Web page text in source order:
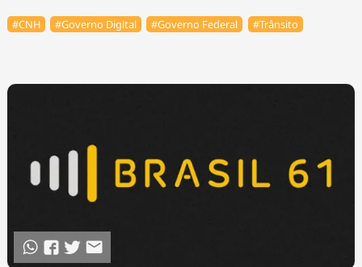
#CNH #Governo Digital #Governo Federal #Trânsito